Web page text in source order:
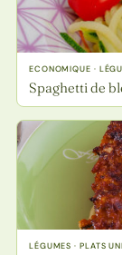
ECONOMIQUE ·
Spaghetti de
LÉGUMES · PLATS